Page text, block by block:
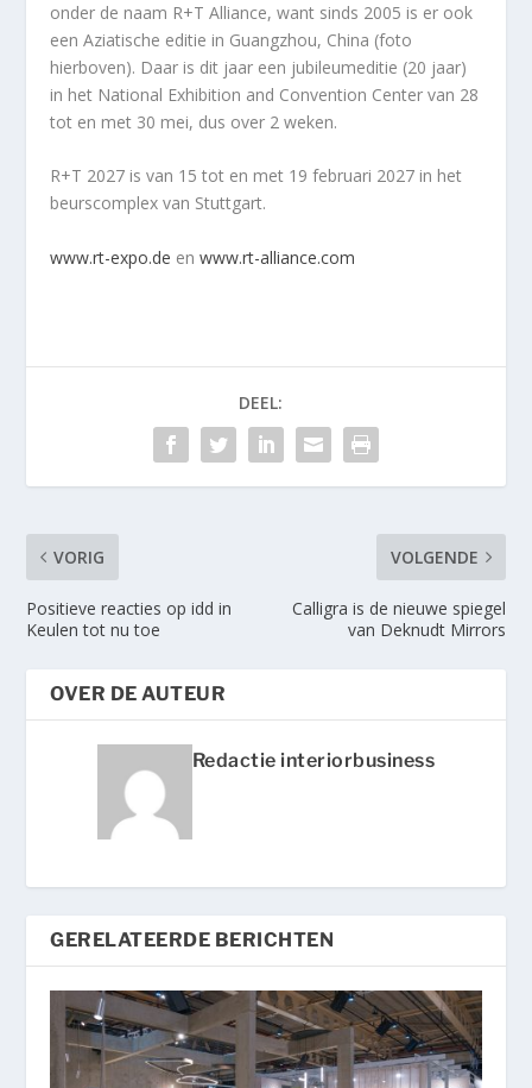
onder de naam R+T Alliance, want sinds 2005 is er ook
een Aziatische editie in Guangzhou, China (foto
hierboven). Daar is dit jaar een jubileumeditie (20 jaar)
in het National Exhibition and Convention Center van 28
tot en met 30 mei, dus over 2 weken.
R+T 2027 is van 15 tot en met 19 februari 2027 in het
beurscomplex van Stuttgart.
www.rt-expo.de enwww.rt-alliance.com
DEEL:
VORIG
Positieve reacties op idd in
Keulen tot nu toe
VOLGENDE
Calligra is de nieuwe spiegel
van Deknudt Mirrors
OVER DE AUTEUR
Redactie interiorbusiness
GERELATEERDE BERICHTEN